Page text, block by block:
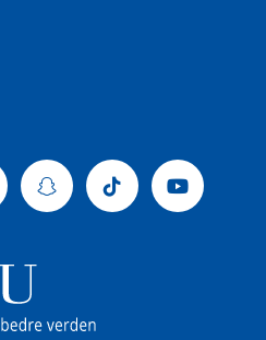
SnapchatTiktok Youtube